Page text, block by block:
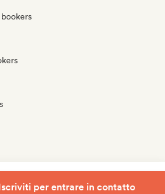
per entrare in contatto